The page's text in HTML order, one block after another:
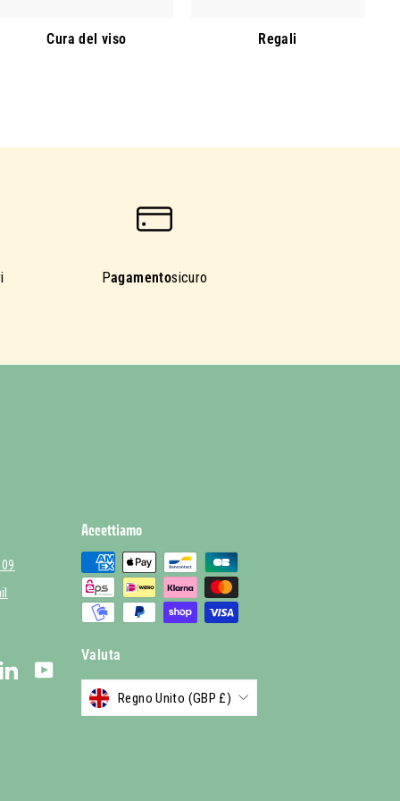
Cura del viso Regali
Pagamentosicuro
LinkedInYouTube
Accettiamo
Valuta
Regno Unito (GBP £)